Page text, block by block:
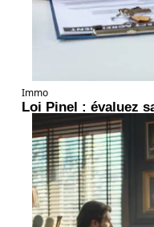
Immo
Loi Pinel : évaluez